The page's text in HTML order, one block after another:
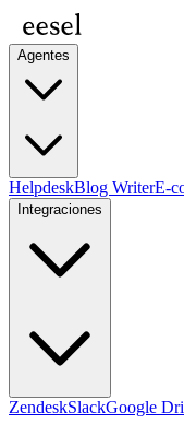
Agentes
HelpdeskBlog WriterE-
Integraciones
ZendeskSlackGoogle